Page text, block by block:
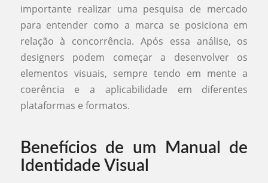
importante realizar uma pesquisa de mercado
para entender como a marca se posiciona em
relação à concorrência. Após essa análise, os
designers podem começar a desenvolver os
elementos visuais, sempre tendo em mente a
coerência e a aplicabilidade em diferentes
plataformas e formatos.
Benefícios de um Manual de
Identidade Visual